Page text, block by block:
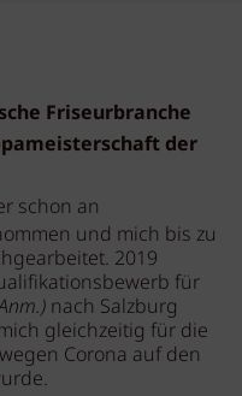
Friseurbranche
der
schon an
und mich bis zu
2019
für
nach Salzburg
gleichzeitig für die
Corona auf den